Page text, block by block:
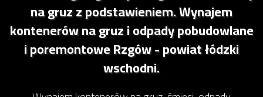
na gruz z podstawieniem. Wynajem
kontenerów na gruz i odpady pobudowlane
i poremontowe Rzgów - powiat łódzki
wschodni.